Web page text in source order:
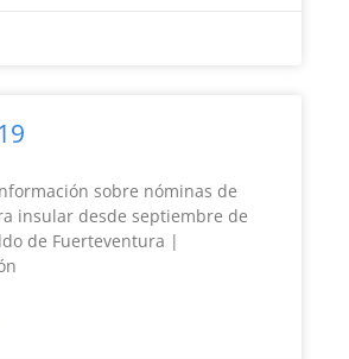
sobre nóminas de
insular desde septiembre de
de Fuerteventura |